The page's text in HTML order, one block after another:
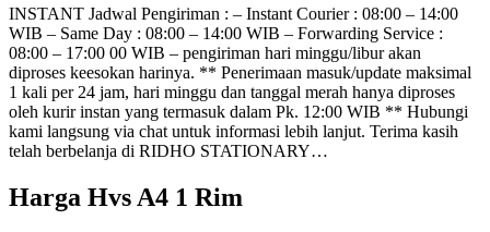
INSTANT Jadwal Pengiriman : – Instant Courier : 08:00 – 14:00
WIB – Same Day : 08:00 – 14:00 WIB – Forwarding Service :
08:00 – 17:00 00 WIB – pengiriman hari minggu/libur akan
diproses keesokan harinya. ** Penerimaan masuk/update maksimal
1 kali per 24 jam, hari minggu dan tanggal merah hanya diproses
oleh kurir instan yang termasuk dalam Pk. 12:00 WIB ** Hubungi
kami langsung via chat untuk informasi lebih lanjut. Terima kasih
telah berbelanja di RIDHO STATIONARY…
Harga Hvs A4 1 Rim